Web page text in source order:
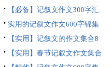
汇总5篇
【必备】记叙文作文300字汇
编八篇
实用的记叙文作文600字锦集
六篇【实用】记叙文的作文集合8
篇 【实用】春节记叙文作文集合